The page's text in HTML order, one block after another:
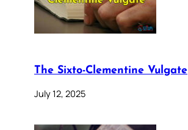
The Sixto-Clementine Vulgate
July 12, 2025